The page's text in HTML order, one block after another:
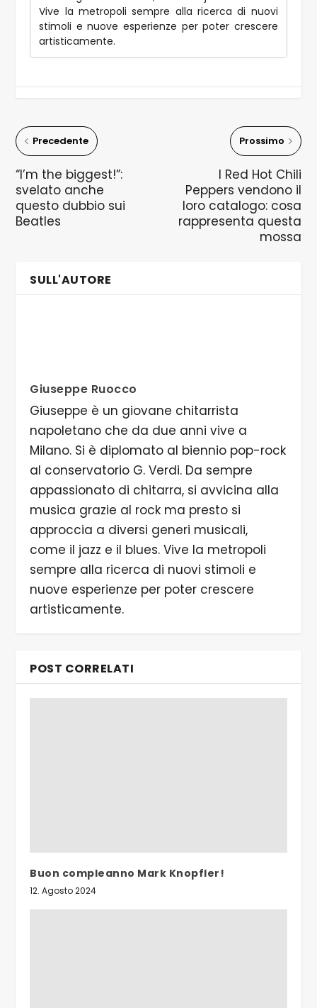
Vive la metropoli sempre alla ricerca di nuovi
stimoli e nuove esperienze per poter crescere
artisticamente.
Precedente
“I’m the biggest!”:
svelato anche
questo dubbio sui
Beatles
Prossimo
I Red Hot Chili
Peppers vendono il
loro catalogo: cosa
rappresenta questa
mossa
SULL'AUTORE
Giuseppe Ruocco
Giuseppe è un giovane chitarrista
napoletano che da due anni vive a
Milano. Si è diplomato al biennio pop-rock
al conservatorio G. Verdi. Da sempre
appassionato di chitarra, si avvicina alla
musica grazie al rock ma presto si
approccia a diversi generi musicali,
come il jazz e il blues. Vive la metropoli
sempre alla ricerca di nuovi stimoli e
nuove esperienze per poter crescere
artisticamente.
POST CORRELATI
Buon compleanno Mark Knopfler!
12. Agosto 2024